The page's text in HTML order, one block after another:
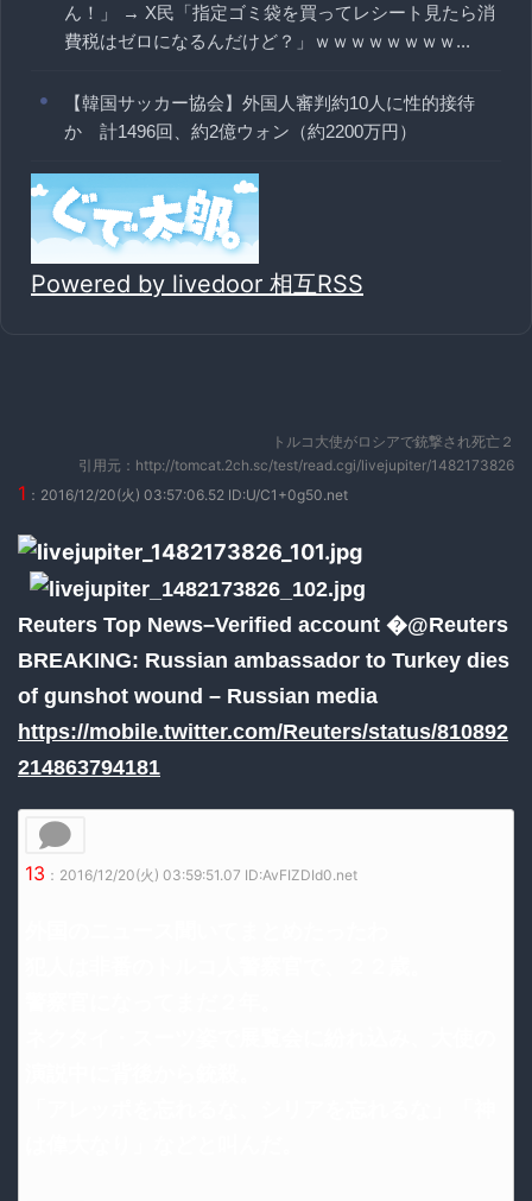
ん！」 → X民「指定ゴミ袋を買ってレシート見たら消
費税はゼロになるんだけど？」ｗｗｗｗｗｗｗｗ...
【韓国サッカー協会】外国人審判約10人に性的接待
か 計1496回、約2億ウォン（約2200万円）
Powered by livedoor 相互RSS
トルコ大使がロシアで銃撃され死亡２
引用元：http://tomcat.2ch.sc/test/read.cgi/livejupiter/1482173826
1 ：2016/12/20(火) 03:57:06.52 ID:U/C1+0g50.net
Reuters Top News–Verified account �@Reuters
BREAKING: Russian ambassador to Turkey dies
of gunshot wound – Russian media
https://mobile.twitter.com/Reuters/status/810892
214863794181
13 ：2016/12/20(火) 03:59:51.07 ID:AvFIZDId0.net